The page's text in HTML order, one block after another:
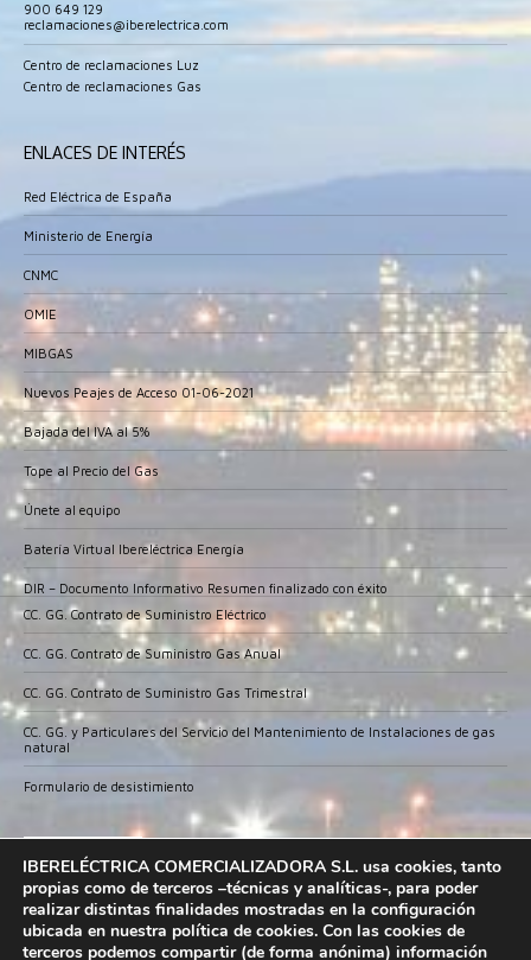
new
window
new
window
new
window
new
window
900 649 129
reclamaciones@iberelectrica.com
Centro de reclamaciones Luz
Centro de reclamaciones Gas
ENLACES DE INTERÉS
Red Eléctrica de España
Ministerio de Energía
CNMC
OMIE
MIBGAS
Nuevos Peajes de Acceso 01-06-2021
Bajada del IVA al 5%
Tope al Precio del Gas
Únete al equipo
Batería Virtual Ibereléctrica Energía
DIR – Documento Informativo Resumen finalizado con éxito
CC. GG. Contrato de Suministro Eléctrico
CC. GG. Contrato de Suministro Gas Anual
CC. GG. Contrato de Suministro Gas Trimestral
CC. GG. y Particulares del Servicio del Mantenimiento de Instalaciones de gas
natural
Formulario de desistimiento
beneficiario del Fondo Europeo de Desarrollo
Regional cuyo objetivo es promover el desarrollo
tecnológico, la innovación y una investigación de
calidad; garantizar un mejor uso de las tecnologías
IBERELÉCTRICA COMERCIALIZADORA S.L. usa cookies, tanto
propias como de terceros –técnicas y analíticas-, para poder
realizar distintas finalidades mostradas en la configuración
ubicada en nuestra política de cookies. Con las cookies de
terceros podemos compartir (de forma anónima) información